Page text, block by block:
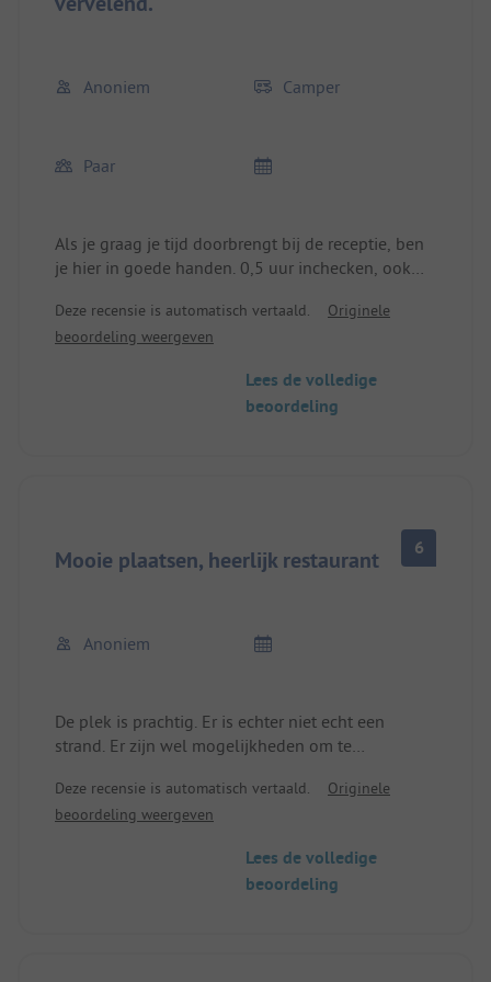
We zouden zeker terugkomen.
Anoniem Camper
Paar
Als je graag je tijd doorbrengt bij de receptie, ben
je hier in goede handen. 0,5 uur inchecken, ook
andere mensen.
Deze recensie is automatisch vertaald.
Originele
beoordeling weergeven
Lees de volledige
beoordeling
Mooie plaatsen, heerlijk restaurant 6
Anoniem
De plek is prachtig. Er is echter niet echt een
strand. Er zijn wel mogelijkheden om te
handdoek op past. Het sanitair is wat ouder. Goed
voor een doorreis met kinderen, maar niet veel
Deze recensie is automatisch vertaald.
Originele
beoordeling weergeven
Lees de volledige
beoordeling